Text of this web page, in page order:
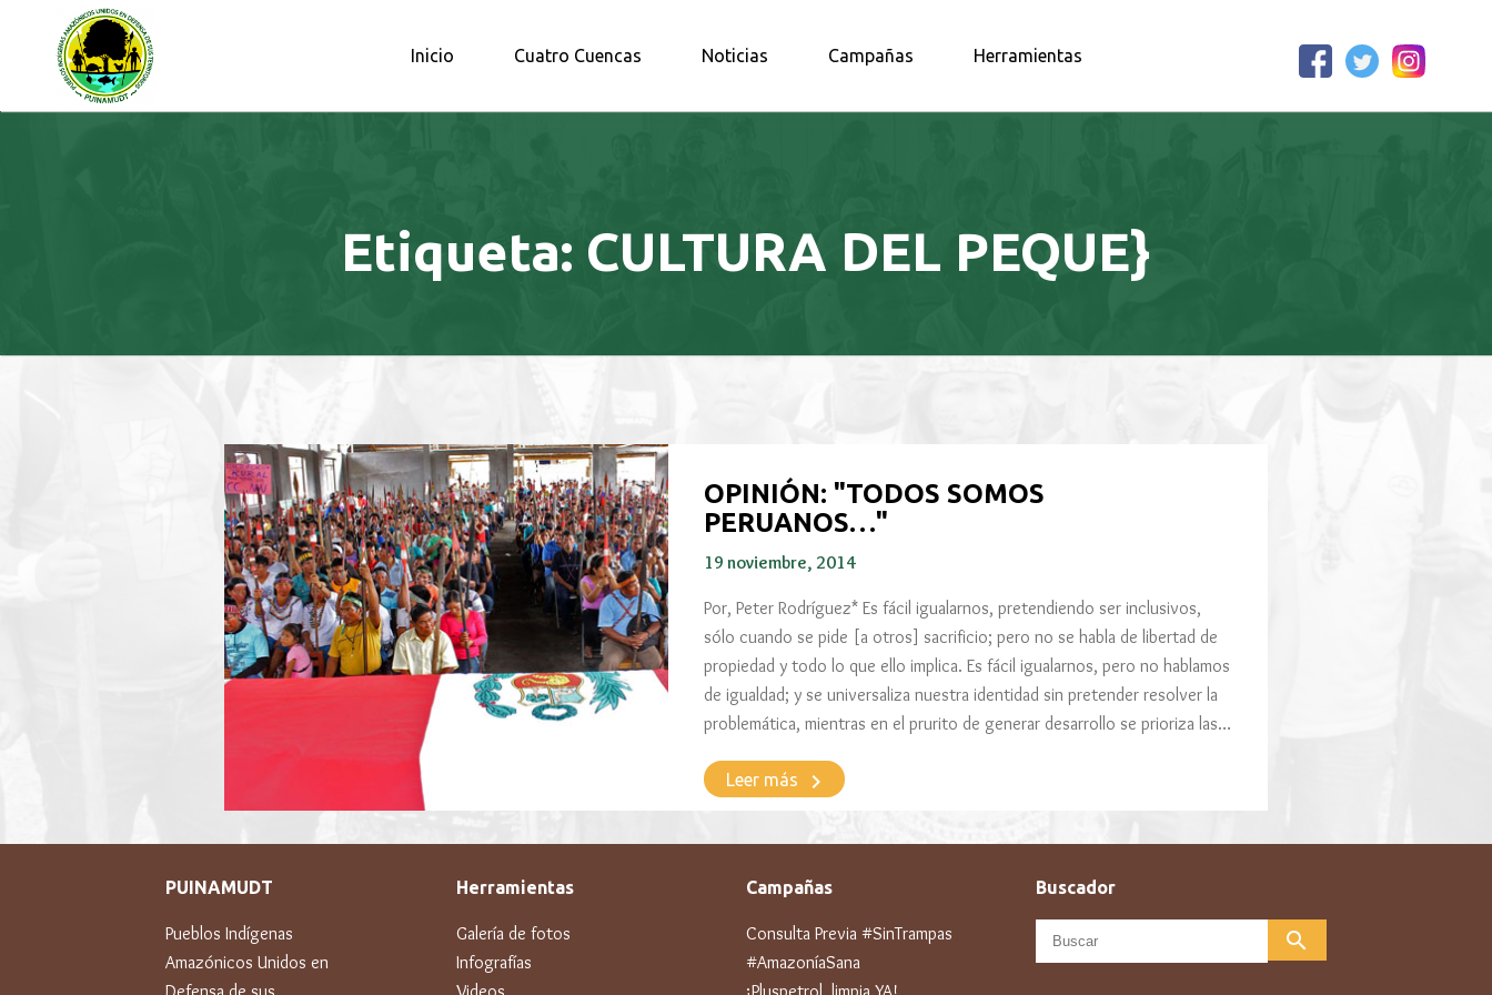
OBSERVATORIO PETROLERO DE LA AMAZONÍA NORTE
Inicio Cuatro Cuencas Noticias Campañas Herramientas
Etiqueta: CULTURA DEL PEQUE}
OPINIÓN: "TODOS SOMOS
PERUANOS…"
19 noviembre, 2014
Por, Peter Rodríguez* Es fácil igualarnos, pretendiendo ser inclusivos,
sólo cuando se pide [a otros] sacrificio; pero no se habla de libertad de
propiedad y todo lo que ello implica. Es fácil igualarnos, pero no hablamos
de igualdad; y se universaliza nuestra identidad sin pretender resolver la
problemática, mientras en el prurito de generar desarrollo se prioriza las…
Leer más keyboard_arrow_right
PUINAMUDT
Pueblos Indígenas
Amazónicos Unidos en
Herramientas
Galería de fotos
Infografías
Campañas
Consulta Previa #SinTrampas
#AmazoníaSana
Buscador
search